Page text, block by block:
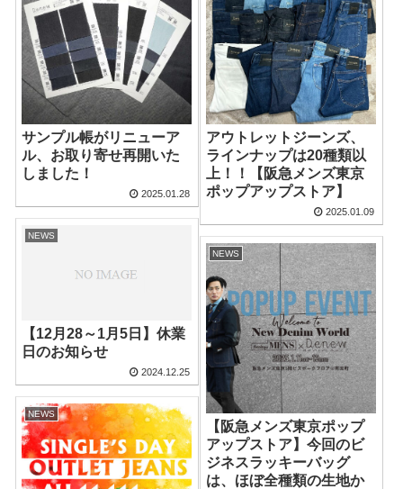
サンプル帳がリニューア
ル、お取り寄せ再開いた
しました！
2025.01.28
アウトレットジーンズ、
ラインナップは20種類以
上！！【阪急メンズ東京
ポップアップストア】
2025.01.09
NEWS
【12月28～1月5日】休業
日のお知らせ
2024.12.25
NEWS
【阪急メンズ東京ポップ
アップストア】今回のビ
ジネスラッキーバッグ
は、ほぼ全種類の生地か
NEWS